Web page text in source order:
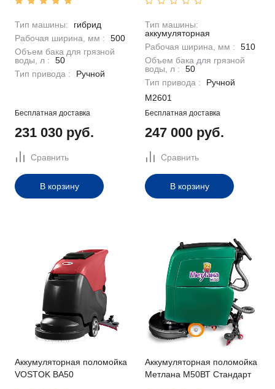
Тип машины:
гибрид
Рабочая ширина, мм :
500
Объем бака для грязной
воды, л :
50
Тип привода :
Ручной
Бесплатная доставка
231 030 руб.
Сравнить
В корзину
Тип машины:
аккумуляторная
Рабочая ширина, мм :
510
Объем бака для грязной
воды, л :
50
Тип привода :
Ручной
M2601
Бесплатная доставка
247 000 руб.
Сравнить
В корзину
Аккумуляторная поломойка
VOSTOK BA50
Аккумуляторная поломойка
Метлана M50ВТ Стандарт